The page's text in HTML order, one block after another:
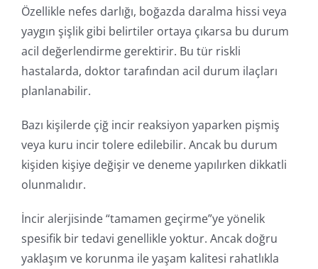
Özellikle nefes darlığı, boğazda daralma hissi veya
yaygın şişlik gibi belirtiler ortaya çıkarsa bu durum
acil değerlendirme gerektirir. Bu tür riskli
hastalarda, doktor tarafından acil durum ilaçları
planlanabilir.
Bazı kişilerde çiğ incir reaksiyon yaparken pişmiş
veya kuru incir tolere edilebilir. Ancak bu durum
kişiden kişiye değişir ve deneme yapılırken dikkatli
olunmalıdır.
İncir alerjisinde “tamamen geçirme”ye yönelik
spesifik bir tedavi genellikle yoktur. Ancak doğru
yaklaşım ve korunma ile yaşam kalitesi rahatlıkla